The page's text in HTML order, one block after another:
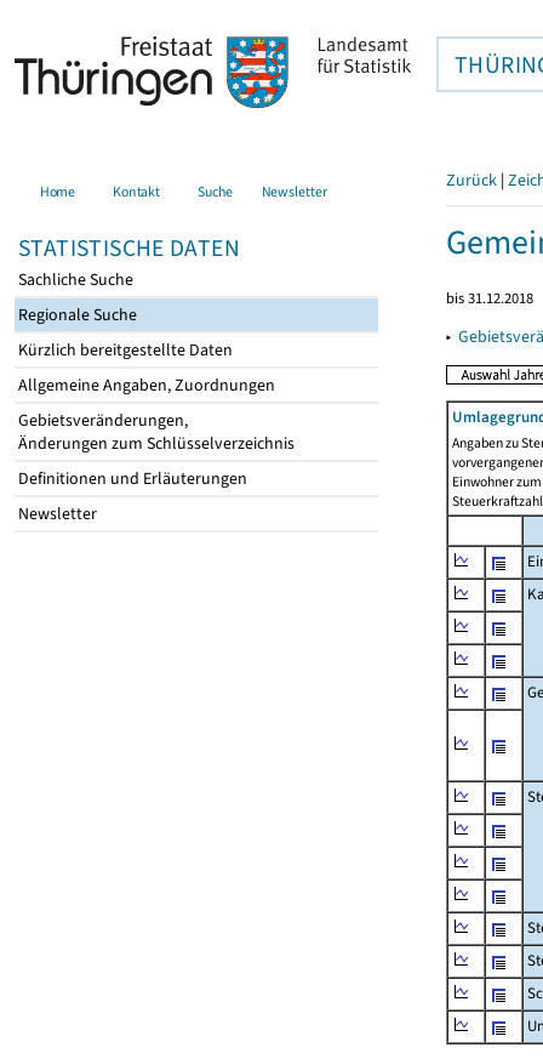
Home Kontakt Suche Newsletter
STATISTISCHE DATEN
Sachliche Suche
Regionale Suche
Kürzlich bereitgestellte Daten
Allgemeine Angaben, Zuordnungen
Gebietsveränderungen,
Änderungen zum Schlüsselverzeichnis
Definitionen und Erläuterungen
Newsletter
Zurück |
bis 31.12.2018
▸
Angaben zu
Einwohner